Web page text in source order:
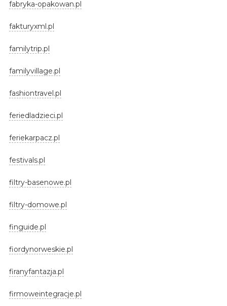
fabryka-opakowan.pl
fakturyxml.pl
familytrip.pl
familyvillage.pl
fashiontravel.pl
feriedladzieci.pl
feriekarpacz.pl
festivals.pl
filtry-basenowe.pl
filtry-domowe.pl
finguide.pl
fiordynorweskie.pl
firanyfantazja.pl
firmoweintegracje.pl